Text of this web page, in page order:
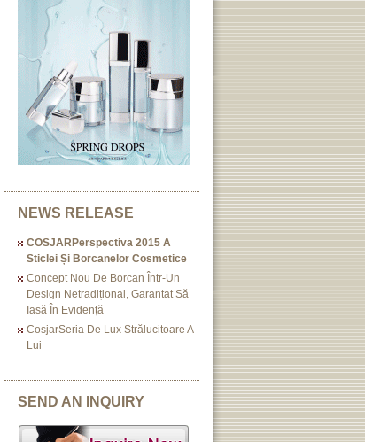
NEWS RELEASE
COSJARPerspectiva 2015 A
Sticlei Și Borcanelor Cosmetice
Concept Nou De Borcan Într-Un
Design Netradițional, Garantat Să
Iasă În Evidență
CosjarSeria De Lux Strălucitoare A
Lui
SEND AN INQUIRY